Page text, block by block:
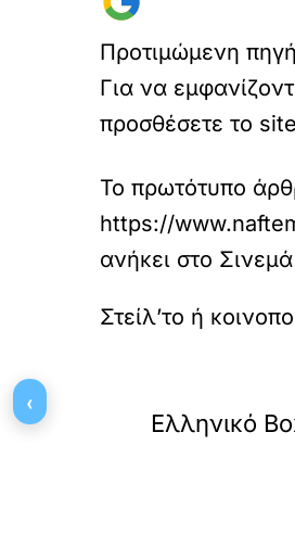
Προτιμώμενη
Για να
προσθέσετε το
Το πρωτότυπο
https://
ανήκει στο
Ελληνικό
‹